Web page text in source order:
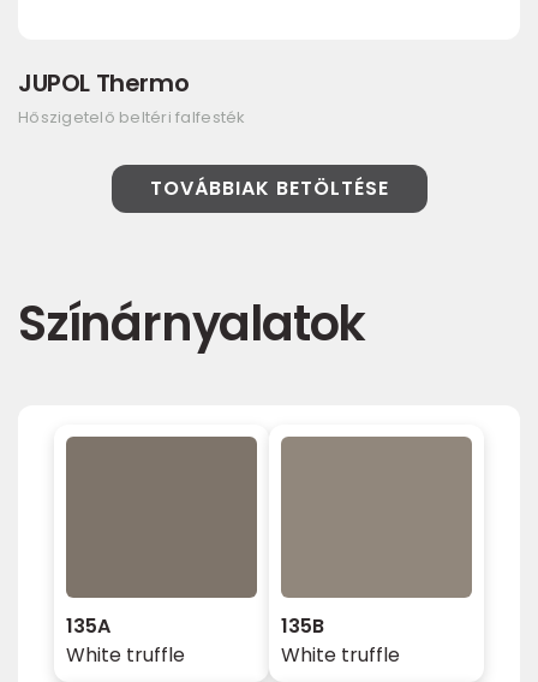
JUPOL Thermo
Hőszigetelő beltéri falfesték
TOVÁBBIAK BETÖLTÉSE
Színárnyalatok
135A
White truffle
135B
White truffle